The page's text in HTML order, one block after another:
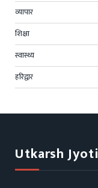
व्यापार
शिक्षा
स्वास्थ्य
हरिद्वार
Utkarsh Jyoti